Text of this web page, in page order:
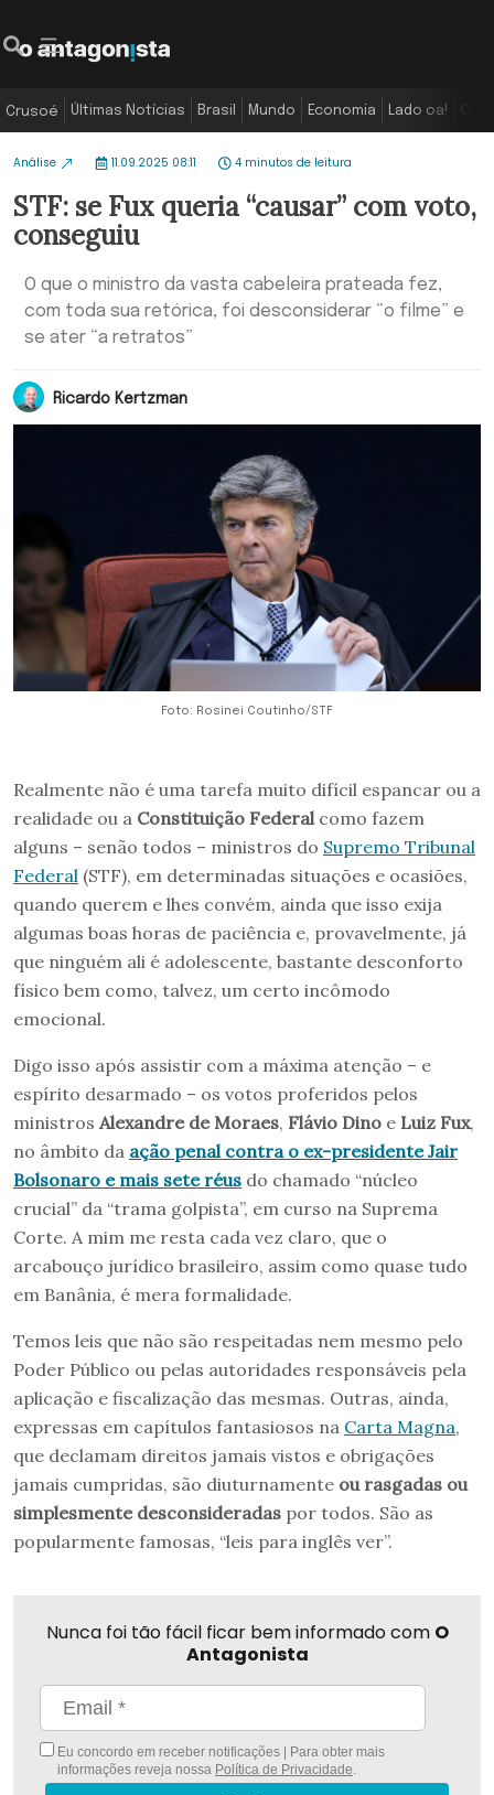
Crusoé Últimas Notícias Brasil Mundo Economia Lado oa!
Análise 11.09.2025 08:11 4 minutos de leitura
STF: se Fux queria “causar” com voto,
conseguiu
O que o ministro da vasta cabeleira prateada fez,
com toda sua retórica, foi desconsiderar “o filme” e
se ater “a retratos”
Ricardo Kertzman
Foto: Rosinei Coutinho/STF
Realmente não é uma tarefa muito difícil espancar ou a
realidade ou a Constituição Federalcomo fazem
alguns – senão todos – ministros do Supremo Tribunal
Federal (STF), em determinadas situações e ocasiões,
quando querem e lhes convém, ainda que isso exija
algumas boas horas de paciência e, provavelmente, já
que ninguém ali é adolescente, bastante desconforto
físico bem como, talvez, um certo incômodo
emocional.
Digo isso após assistir com a máxima atenção – e
espírito desarmado – os votos proferidos pelos
ministros Alexandre de Moraes, Flávio Dino e Luiz Fux,
no âmbito da ação penal contra o ex-presidente Jair
Bolsonaro e mais sete réus do chamado “núcleo
crucial” da “trama golpista”, em curso na Suprema
Corte. A mim me resta cada vez claro, que o
arcabouço jurídico brasileiro, assim como quase tudo
em Banânia, é mera formalidade.
Temos leis que não são respeitadas nem mesmo pelo
Poder Público ou pelas autoridades responsáveis pela
aplicação e fiscalização das mesmas. Outras, ainda,
expressas em capítulos fantasiosos na Carta Magna,
que declamam direitos jamais vistos e obrigações
jamais cumpridas, são diuturnamente ou rasgadas ou
simplesmente desconsideradas por todos. São as
popularmente famosas, “leis para inglês ver”.
Nunca foi tão fácil ficar bem informado com O
Antagonista
Eu concordo em receber notificações | Para obter mais
informações reveja nossa Política de Privacidade.